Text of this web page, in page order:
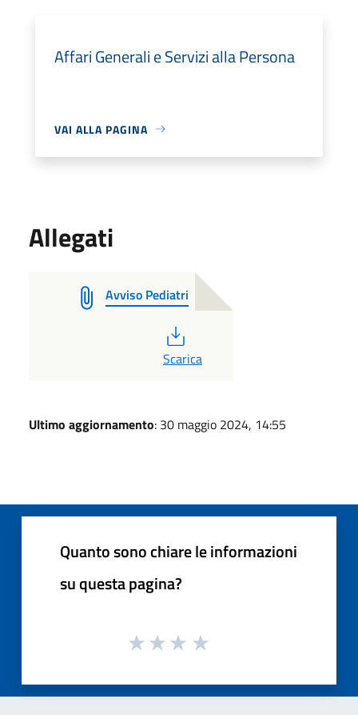
Affari Generali e Servizi alla Persona
VAI ALLA PAGINA
Allegati
Avviso Pediatri
PDF
Scarica
Ultimo aggiornamento: 30 maggio 2024, 14:55
Quanto sono chiare le informazioni
su questa pagina?